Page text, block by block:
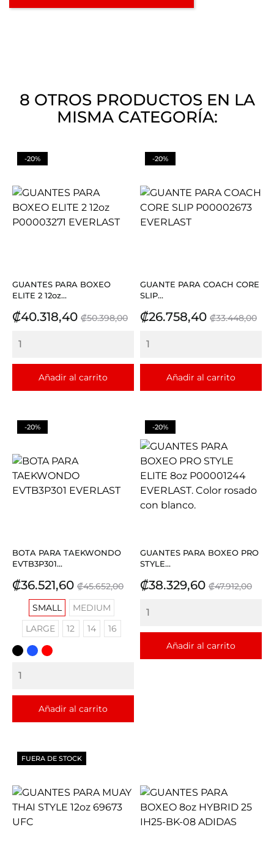
8 OTROS PRODUCTOS EN LA
MISMA CATEGORÍA:
GUANTES PARA BOXEO
ELITE 2 12oz...
Precio
₡40.318,40 Precio
₡50.398,00
Añadir al carrito
-20%
GUANTE PARA COACH CORE
SLIP...
Precio
₡26.758,40 Precio
₡33.448,00
Añadir al carrito
-20%
BOTA PARA TAEKWONDO
EVTB3P301...
Precio
₡36.521,60 Precio
base
₡45.652,00
SMALL
MEDIUM
LARGE
12 14 16
NEGRO
AZULROJO
Añadir al carrito
-20%
GUANTES PARA BOXEO PRO
STYLE...
Precio
₡38.329,60 Precio
₡47.912,00
Añadir al carrito
-20%
FUERA DE STOCK